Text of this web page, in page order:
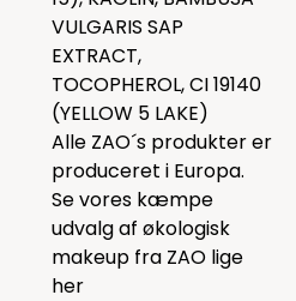
VULGARIS SAP
EXTRACT,
TOCOPHEROL, CI 19140
(YELLOW 5 LAKE)
Alle ZAO´s produkter er
produceret i Europa.
Se vores kæmpe
udvalg af økologisk
makeup fra ZAO lige
her